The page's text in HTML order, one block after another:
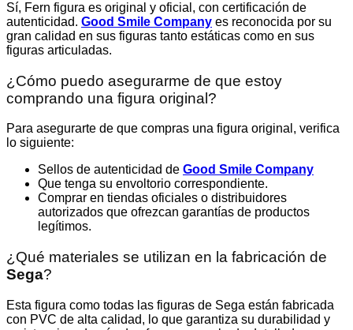
Sí, Fern figura es original y oficial, con certificación de
autenticidad. Good Smile Company es reconocida por su
gran calidad en sus figuras tanto estáticas como en sus
figuras articuladas.
¿Cómo puedo asegurarme de que estoy
comprando una figura original?
Para asegurarte de que compras una figura original, verifica
lo siguiente:
Sellos de autenticidad de Good Smile Company
Que tenga su envoltorio correspondiente.
Comprar en tiendas oficiales o distribuidores
autorizados que ofrezcan garantías de productos
legítimos.
¿Qué materiales se utilizan en la fabricación de
Sega?
Esta figura como todas las figuras de Sega están fabricada
con PVC de alta calidad, lo que garantiza su durabilidad y